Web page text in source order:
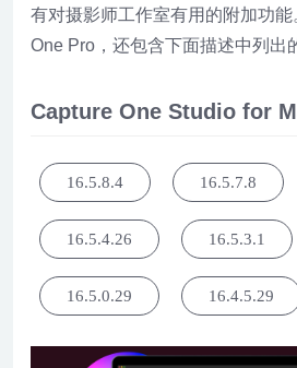
有对摄影师工作室有用的附加功
One Pro，还包含下面描述中列出
Capture One Studio for
16.5.8.4 16.5.7.8
16.5.4.26 16.5.3.1
16.5.0.29 16.4.5.29